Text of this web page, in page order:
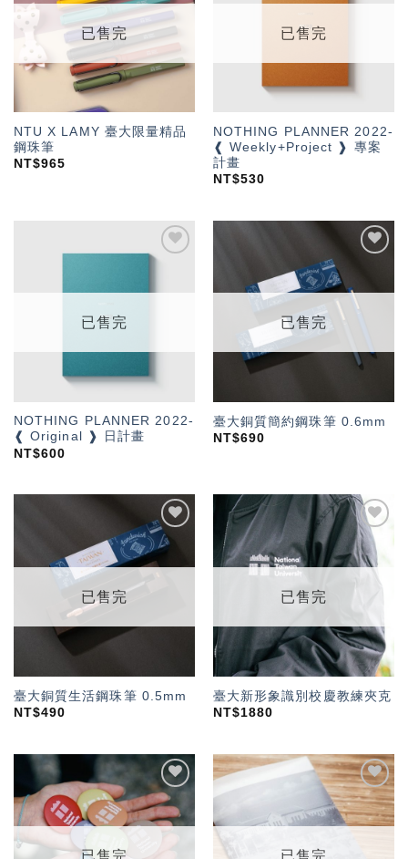
望輕
已售完
NTU X LAMY 臺大限量精品
鋼珠筆
NT$965
望輕
已售完
NOTHING PLANNER 2022-
❰ Weekly+Project ❱ 專案
計畫
NT$530
望輕
已售完
NOTHING PLANNER 2022-
❰ Original ❱ 日計畫
NT$600
望輕
已售完
臺大銅質簡約鋼珠筆 0.6mm
NT$690
加入
「願
望輕
已售完
臺大銅質生活鋼珠筆 0.5mm
NT$490
加入
「願
望輕
已售完
臺大新形象識別校慶教練夾克
NT$1880
加入
「願
望輕
加入
「願
望輕